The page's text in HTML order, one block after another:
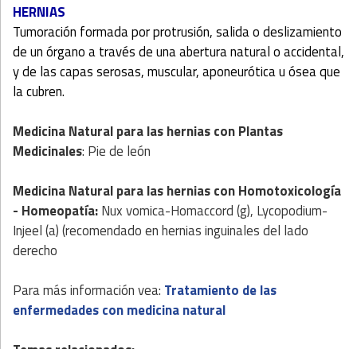
HERNIAS
Tumoración formada por protrusión, salida o deslizamiento
de un órgano a través de una abertura natural o accidental,
y de las capas serosas, muscular, aponeurótica u ósea que
la cubren.
Medicina Naturalpara las hernias conPlantas
Medicinales: Pie de león
Medicina Naturalpara las hernias conHomotoxicología
- Homeopatía:Nux vomica-Homaccord (g), Lycopodium-
Injeel (a) (recomendado en hernias inguinales del lado
derecho
Para más información vea: Tratamiento de las
enfermedades con medicina natural